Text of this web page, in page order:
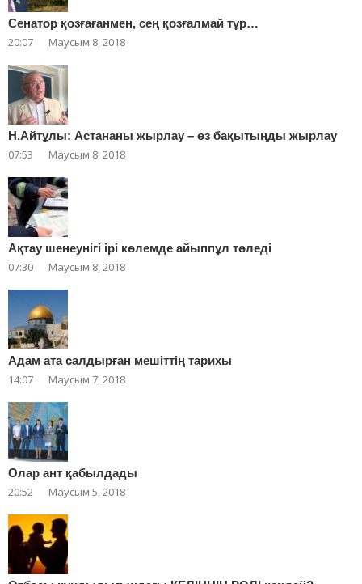
Сенатор қозғағанмен, сең қозғалмай тұр…
20:07 Маусым 8, 2018
Н.Айтұлы: Астананы жырлау – өз бақытыңды жырлау
07:53 Маусым 8, 2018
Ақтау шенеунігі ірі көлемде айыппұл төледі
07:30 Маусым 8, 2018
Адам ата салдырған мешіттің тарихы
14:07 Маусым 7, 2018
Олар ант қабылдады
20:52 Маусым 5, 2018